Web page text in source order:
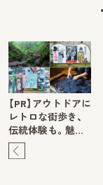
【PR】アウトドアに
レトロな街歩き、
伝統体験も。魅…